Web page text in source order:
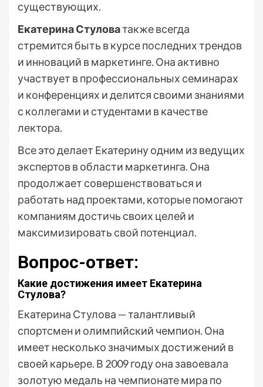
существующих.
Екатерина Стуловатакже всегда
стремится быть в курсе последних трендов
и инноваций в маркетинге. Она активно
участвует в профессиональных семинарах
и конференциях и делится своими знаниями
с коллегами и студентами в качестве
лектора.
Все это делает Екатерину одним из ведущих
экспертов в области маркетинга. Она
продолжает совершенствоваться и
работать над проектами, которые помогают
компаниям достичь своих целей и
максимизировать свой потенциал.
Вопрос-ответ:
Какие достижения имеет Екатерина
Стулова?
Екатерина Стулова — талантливый
спортсмен и олимпийский чемпион. Она
имеет несколько значимых достижений в
своей карьере. В 2009 году она завоевала
золотую медаль на чемпионате мира по